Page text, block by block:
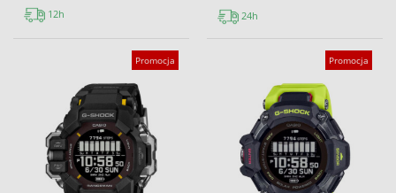
12h 24h
Promocja Promocja